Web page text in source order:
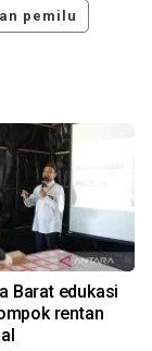
pemilu
Barat edukasi
rentan